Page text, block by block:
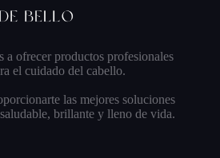
a ofrecer productos profesionales
el cuidado del cabello.
las mejores soluciones
brillante y lleno de vida.